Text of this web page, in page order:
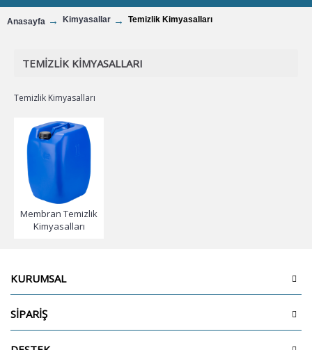
Anasayfa Kimyasallar Temizlik Kimyasalları
TEMIZLIK KIMYASALLARI
Temizlik Kimyasalları
Membran Temizlik
Kimyasalları
KURUMSAL
SİPARİŞ